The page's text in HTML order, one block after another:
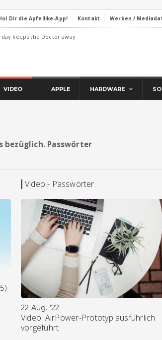
Dir die Apfellike-App! Kontakt Werben /
day keeps the Doctor away
VIDEO APPLE HARDWARE
bezüglich. Passwörter
Video - Passwörter
22 Aug. ’22
Video. AirPower-Prototyp ausführlich
vorgeführt